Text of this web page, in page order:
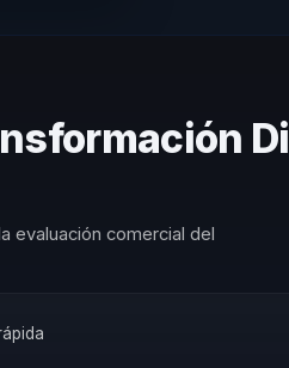
evaluación comercial del